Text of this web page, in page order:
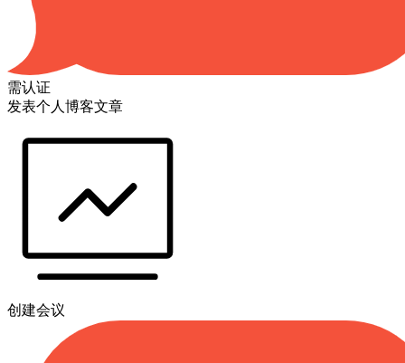
需认证
发表个人博客文章
创建会议